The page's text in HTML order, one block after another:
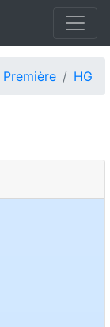
Première HG